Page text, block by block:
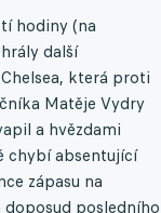
hodiny (na
další
která proti
Matěje Vydry
a hvězdami
chybí absentující
zápasu na
doposud posledního